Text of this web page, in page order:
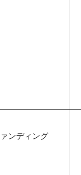
ンディング